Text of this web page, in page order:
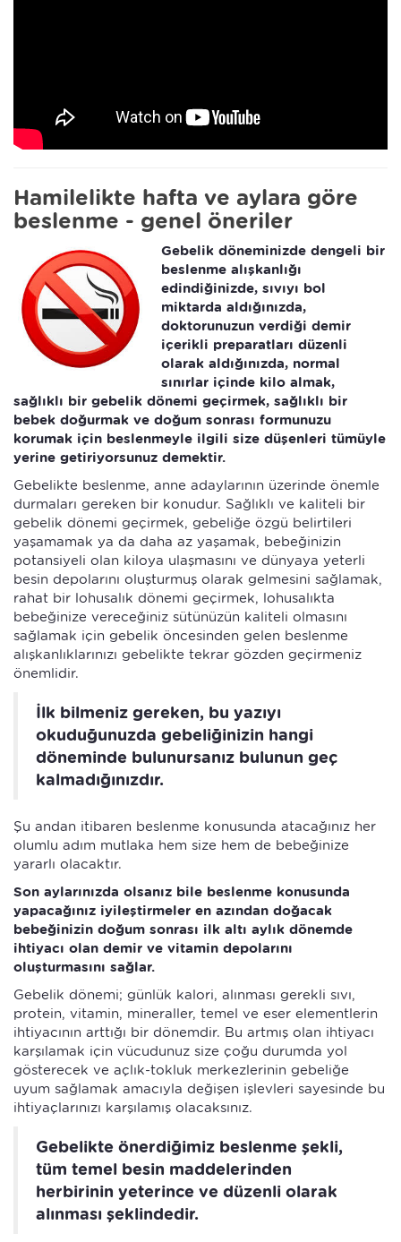
Hamilelikte hafta ve aylara göre
beslenme - genel öneriler
Gebelik döneminizde dengeli bir
beslenme alışkanlığı
edindiğinizde, sıvıyı bol
miktarda aldığınızda,
doktorunuzun verdiği demir
içerikli preparatları düzenli
olarak aldığınızda, normal
sınırlar içinde kilo almak,
sağlıklı bir gebelik dönemi geçirmek, sağlıklı bir
bebek doğurmak ve doğum sonrası formunuzu
korumak için beslenmeyle ilgili size düşenleri tümüyle
yerine getiriyorsunuz demektir.
Gebelikte beslenme, anne adaylarının üzerinde önemle
durmaları gereken bir konudur. Sağlıklı ve kaliteli bir
gebelik dönemi geçirmek, gebeliğe özgü belirtileri
yaşamamak ya da daha az yaşamak, bebeğinizin
potansiyeli olan kiloya ulaşmasını ve dünyaya yeterli
besin depolarını oluşturmuş olarak gelmesini sağlamak,
rahat bir lohusalık dönemi geçirmek, lohusalıkta
bebeğinize vereceğiniz sütünüzün kaliteli olmasını
sağlamak için gebelik öncesinden gelen beslenme
alışkanlıklarınızı gebelikte tekrar gözden geçirmeniz
önemlidir.
İlk bilmeniz gereken, bu yazıyı
okuduğunuzda gebeliğinizin hangi
döneminde bulunursanız bulunun geç
kalmadığınızdır.
Şu andan itibaren beslenme konusunda atacağınız her
olumlu adım mutlaka hem size hem de bebeğinize
yararlı olacaktır.
Son aylarınızda olsanız bile beslenme konusunda
yapacağınız iyileştirmeler en azından doğacak
bebeğinizin doğum sonrası ilk altı aylık dönemde
ihtiyacı olan demir ve vitamin depolarını
oluşturmasını sağlar.
Gebelik dönemi; günlük kalori, alınması gerekli sıvı,
protein, vitamin, mineraller, temel ve eser elementlerin
ihtiyacının arttığı bir dönemdir. Bu artmış olan ihtiyacı
karşılamak için vücudunuz size çoğu durumda yol
gösterecek ve açlık-tokluk merkezlerinin gebeliğe
uyum sağlamak amacıyla değişen işlevleri sayesinde bu
ihtiyaçlarınızı karşılamış olacaksınız.
Gebelikte önerdiğimiz beslenme şekli,
tüm temel besin maddelerinden
herbirinin yeterince ve düzenli olarak
alınması şeklindedir.